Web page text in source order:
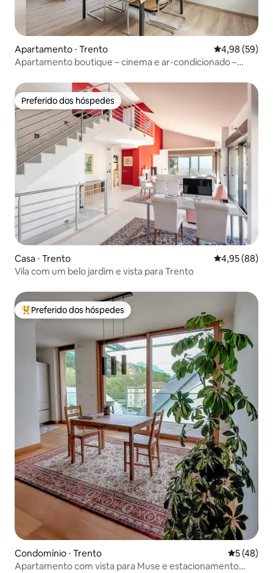
Apartamento ⋅ Trento 4,98 de uma
4,98 (59)
Apartamento boutique – cinema e ar-condicionado –
Preferido dos hóspedes
Preferido dos hóspedes
Casa ⋅ Trento 4,95 de uma
4,95 (88)
Vila com um belo jardim e vista para Trento
Entre os melhores preferidos dos hóspedes
Preferido dos hóspedes
Condomínio ⋅ Trento 5 de uma
5 (48)
Apartamento com vista para Muse e estacionamento